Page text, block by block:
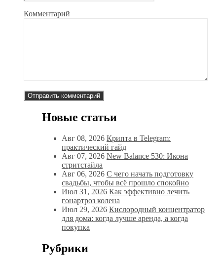
Комментарий
Новые статьи
Авг 08, 2026 Крипта в Telegram:
практический гайд
Авг 07, 2026 New Balance 530: Икона
стритстайла
Авг 06, 2026 С чего начать подготовку
свадьбы, чтобы всё прошло спокойно
Июл 31, 2026 Как эффективно лечить
гонартроз колена
Июл 29, 2026 Кислородный концентратор
для дома: когда лучше аренда, а когда
покупка
Рубрики